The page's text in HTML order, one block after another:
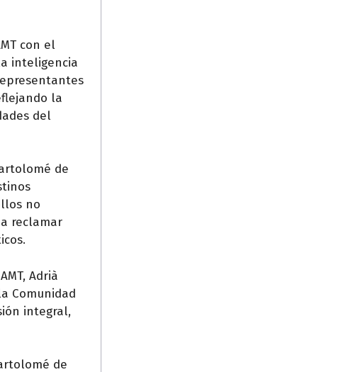
con el
inteligencia
la
del
de
no
reclamar
Adrià
Comunidad
integral,
de